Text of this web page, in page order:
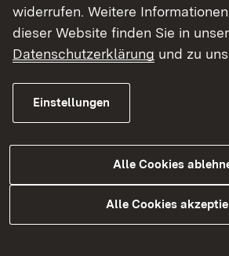
widerrufen. Weitere
dieser Website finden Sie in
Datenschutzerklärung und zu
Einstellungen
Alle Cookies
Alle Cookies